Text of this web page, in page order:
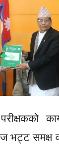
भट्ट समक्ष